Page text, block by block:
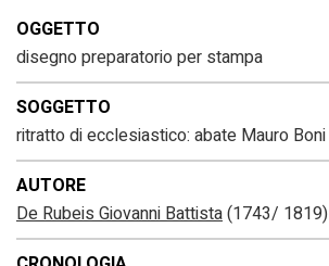
OGGETTO
disegno preparatorio per stampa
SOGGETTO
ritratto di ecclesiastico: abate Mauro Boni
AUTORE
De Rubeis Giovanni Battista(1743/ 1819)